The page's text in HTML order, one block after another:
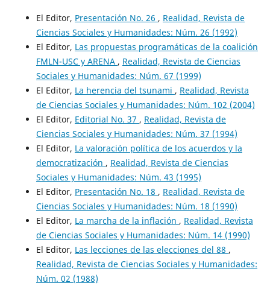
El Editor, Presentación No. 26 , Realidad, Revista de
Ciencias Sociales y Humanidades: Núm. 26 (1992)
El Editor, Las propuestas programáticas de la coalición
FMLN-USC y ARENA , Realidad, Revista de Ciencias
Sociales y Humanidades: Núm. 67 (1999)
El Editor, La herencia del tsunami , Realidad, Revista
de Ciencias Sociales y Humanidades: Núm. 102 (2004)
El Editor, Editorial No. 37 , Realidad, Revista de
Ciencias Sociales y Humanidades: Núm. 37 (1994)
El Editor, La valoración política de los acuerdos y la
democratización , Realidad, Revista de Ciencias
Sociales y Humanidades: Núm. 43 (1995)
El Editor, Presentación No. 18 , Realidad, Revista de
Ciencias Sociales y Humanidades: Núm. 18 (1990)
El Editor, La marcha de la inflación , Realidad, Revista
de Ciencias Sociales y Humanidades: Núm. 14 (1990)
El Editor, Las lecciones de las elecciones del 88 ,
Realidad, Revista de Ciencias Sociales y Humanidades:
Núm. 02 (1988)